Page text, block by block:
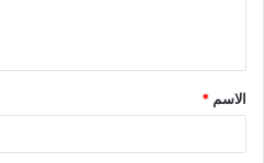
ق
*
الاسم *